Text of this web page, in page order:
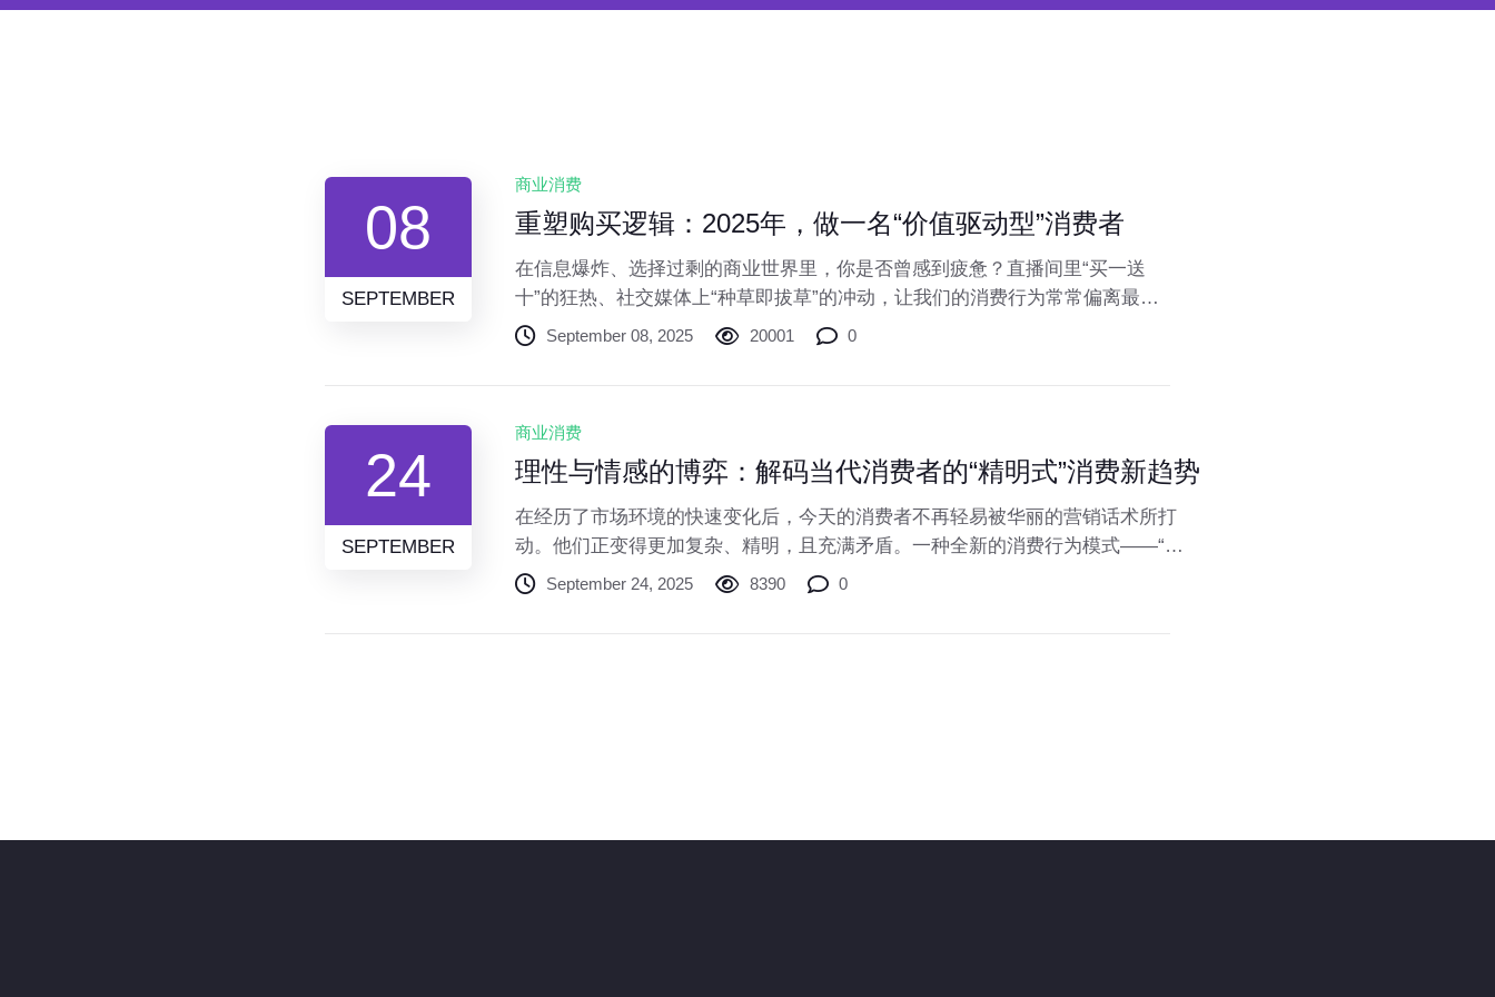
08
SEPTEMBER
商业消费
重塑购买逻辑：2025年，做一名“价值驱动型”消费者
在信息爆炸、选择过剩的商业世界里，你是否曾感到疲惫？直播间里“买一送
十”的狂热、社交媒体上“种草即拔草”的冲动，让我们的消费行为常常偏离最初
的轨道。钱包空了，储物间满了，但内心的满足感却转瞬即逝。当下的商业环
September 08, 2025 20001 0
24
SEPTEMBER
商业消费
理性与情感的博弈：解码当代消费者的“精明式”消费新趋势
在经历了市场环境的快速变化后，今天的消费者不再轻易被华丽的营销话术所打
动。他们正变得更加复杂、精明，且充满矛盾。一种全新的消费行为模式——“精
明式”消费，正成为主导市场的核心力量。这并非简单的“消费降级”或“升级”，而是
September 24, 2025 8390 0